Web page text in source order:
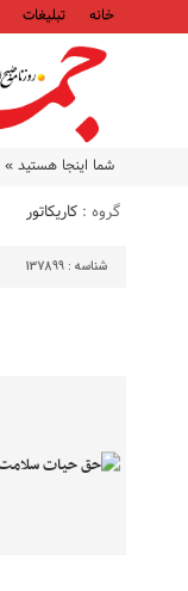
خانه تبلیغات
شما اینجا هستید »
گروه : کاریکاتور
شناسه : 137899